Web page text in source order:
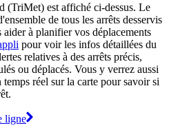
(TriMet) est affiché ci-dessus. Le
de tous les arrêts desservis
à planifier vos déplacements
pour voir les infos détaillées du
relatives à des arrêts précis,
ou déplacés. Vous y verrez aussi
réel sur la carte pour savoir si
ligne